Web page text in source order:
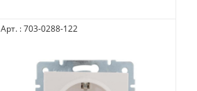
Арт. : 703-0288-122